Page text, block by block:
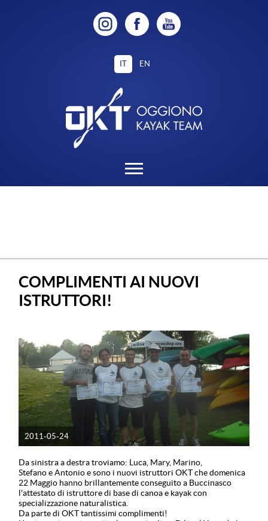
IT EN
COMPLIMENTI AI NUOVI
ISTRUTTORI!
2011-05-24
Da sinistra a destra troviamo: Luca, Mary, Marino,
Stefano e Antonio e sono i nuovi istruttori OKT che domenica
22 Maggio hanno brillantemente conseguito a Buccinasco
l'attestato di istruttore di base di canoa e kayak con
specializzazione naturalistica.
Da parte di OKT tantissimi complimenti!